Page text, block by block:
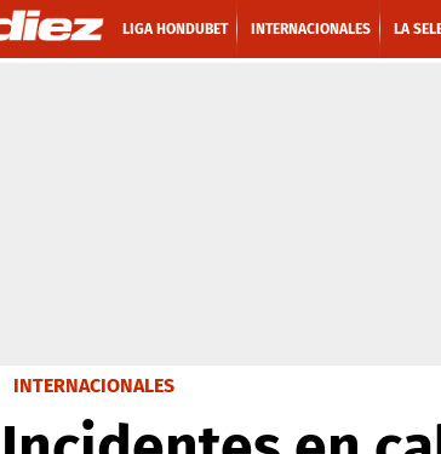
LIGA HONDUBET INTERNACIONALES LA
INTERNACIONALES